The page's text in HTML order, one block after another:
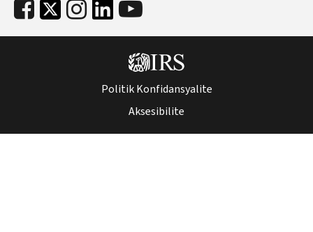
Politik Konfidansyalite
Aksesibilite